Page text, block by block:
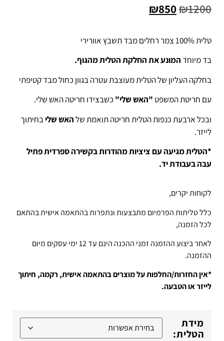
₪1200
₪850
טלית 100% צמר רחלים מבד תשבץ אוורירי
בד מיוחד המונע את החלקת הטלית מהגוף.
בחלקה העליון של הטלית מעוצבת עטרה בגוון כחול מבד קטיפתי
עם חריטת המשפט "האש שלי" כשבצידו חריטה האש שלי.
ובכל ארבעת כנפות הטלית חריטה תואמת שלהאש שליבחיתוך
לייזר.
*הטלית מגיעה עם ציציות מהודרות בקשירה ספרדית פתיל
עבה בעבודת יד.
לקוחות יקרים,
כלל טליתות הפרמיום מתבצעות ונתפרות בהתאמה אישית בהתאם
לכל הזמנה,
לאחר ביצוע ההזמנה זמני ההכנה הינם עד 12 ימי עסקים מיום
ההזמנה.
*אין החזרות/החלפות על מוצרים בהתאמה אישית, רקמה, חיתוך
לייזר או הטבעה.
מידת
הטלית: